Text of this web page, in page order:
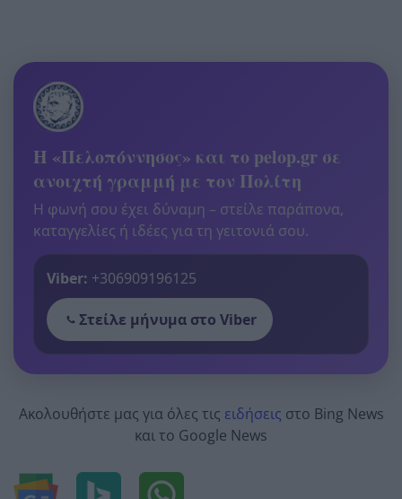
Η «Πελοπόννησος» και το pelop.gr σε
ανοιχτή γραμμή με τον Πολίτη
Η φωνή σου έχει δύναμη – στείλε παράπονα,
καταγγελίες ή ιδέες για τη γειτονιά σου.
Viber: +306909196125
Στείλε μήνυμα στο Viber
Ακολουθήστε μας για όλες τις ειδήσεις στο Bing News
και το Google News